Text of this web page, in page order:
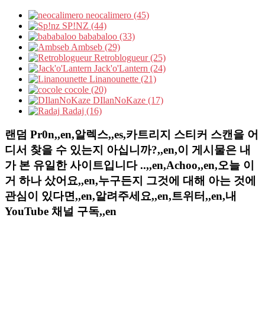
neocalimero (45)
SP!NZ (44)
bababaloo (33)
Ambseb (29)
Retroblogueur (25)
Jack'o'Lantern (24)
Linanounette (21)
cocole (20)
DIlanNoKaze (17)
Radaj (16)
랜덤 Pr0n,,en,알렉스,,es,카트리지 스티커 스캔을 어
디서 찾을 수 있는지 아십니까?,,en,이 게시물은 내
가 본 유일한 사이트입니다 ..,,en,Achoo,,en,오늘 이
거 하나 샀어요,,en,누구든지 그것에 대해 아는 것에
관심이 있다면,,en,알려주세요,,en,트위터,,en,내
YouTube 채널 구독,,en